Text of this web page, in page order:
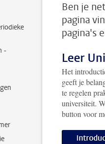
-
Ben je
pagina
pagina's
Leer
Het
geeft je
te regelen
universiteit.
button voor